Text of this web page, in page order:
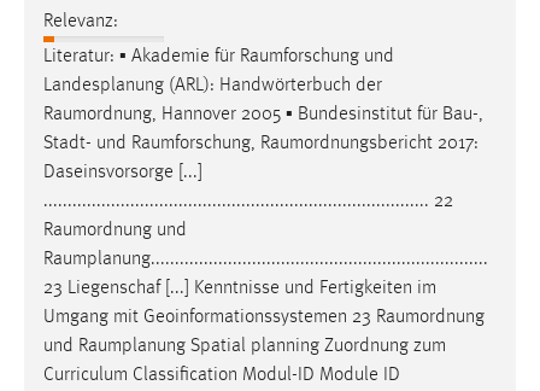
Relevanz:
Literatur: ▪ Akademie für Raumforschung und
Landesplanung (ARL): Handwörterbuch der
Raumordnung, Hannover 2005 ▪ Bundesinstitut für Bau-,
Stadt- und Raumforschung, Raumordnungsbericht 2017:
Daseinsvorsorge [...]
................................................................................ 22
Raumordnung und
Raumplanung......................................................................
23 Liegenschaf [...] Kenntnisse und Fertigkeiten im
Umgang mit Geoinformationssystemen 23 Raumordnung
und Raumplanung Spatial planning Zuordnung zum
Curriculum Classification Modul-ID Module ID
Zweck:
Zugriffsstatistik
Cookie Laufzeit:
Max. 13 Monate
MARKETING
Marketing Cookies werden von Drittanbietern
verwendet, um personalisierte Werbung anzuzeigen.
Sie tun dies, indem sie Besucher über Websites
hinweg verfolgen.